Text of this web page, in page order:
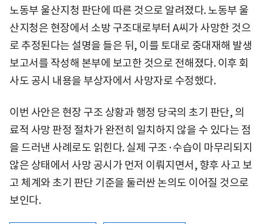
노동부 울산지청 판단에 따른 것으로 알려졌다. 노동부 울
산지청은 현장에서 소방 구조대로부터 A씨가 사망한 것으
로 추정된다는 설명을 들은 뒤, 이를 토대로 중대재해 발생
보고서를 작성해 본부에 보고한 것으로 전해졌다. 이후 회
사도 공시 내용을 부상자에서 사망자로 수정했다.
이번 사안은 현장 구조 상황과 행정 당국의 초기 판단, 의
료적 사망 판정 절차가 완전히 일치하지 않을 수 있다는 점
을 드러낸 사례로도 읽힌다. 실제 구조·수습이 마무리되지
않은 상태에서 사망 공시가 먼저 이뤄지면서, 향후 사고 보
고 체계와 초기 판단 기준을 둘러싼 논의도 이어질 것으로
보인다.